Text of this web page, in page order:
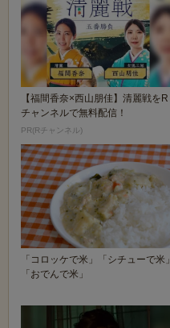
【福間香奈×西山朋佳】清麗戦をR
チャンネルで無料配信！
PR(Rチャンネル)
「コロッケで米」「シチューで米」
「おでんで米」